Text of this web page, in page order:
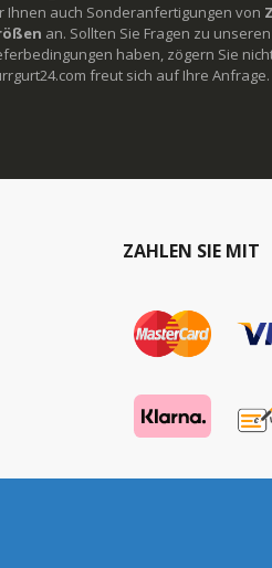
Ihnen auch Sonderanfertigungen von
an. Sollten Sie Fragen zu
haben, zögern Sie
freut sich auf Ihre Anfrage.
ZAHLEN SIE MIT